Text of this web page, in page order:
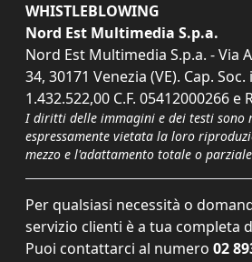
WHISTLEBLOWING
Nord Est Multimedia S.p.a.
Nord Est Multimedia S.p.a. - Via
34, 30171 Venezia (VE). Cap. Soc.
1.432.522,00 C.F. 05412000266 e
I diritti delle immagini e dei testi sono
espressamente vietata la loro
mezzo e l'adattamento totale o
Per qualsiasi necessità o
servizio clienti è a tua completa
Puoi contattarci al numero 02